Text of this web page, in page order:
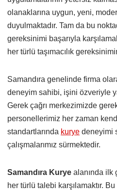
olanaklarına uygun, yeni,
duyulmaktadır. Tam da bu
gereksinimi başarıyla
her türlü taşımacılık
Samandıra genelinde firma
deneyim sahibi, işini özveriyle
Gerek çağrı merkezimizde
personellerimiz her zaman
standartlarında kurye deneyimi
çalışmalarımız sürmektedir.
Samandıra Kurye alanında ilk
her türlü talebi karşılamaktır.